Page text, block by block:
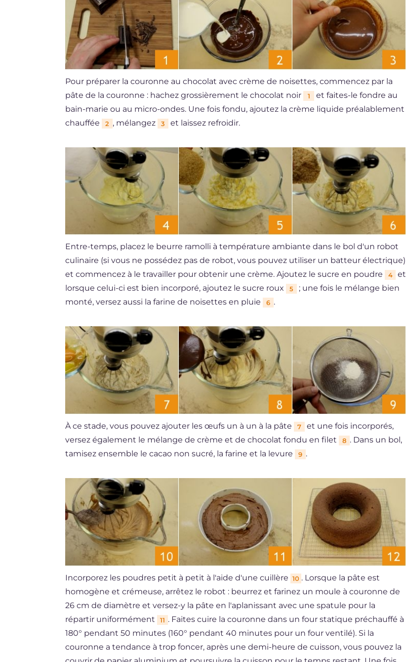
Pour préparer la couronne au chocolat avec crème de noisettes, commencez par la
pâte de la couronne : hachez grossièrement le chocolat noir
1
et faites-le fondre au
bain-marie ou au micro-ondes. Une fois fondu, ajoutez la crème liquide préalablement
chauffée
2 , mélangez 3 et laissez refroidir.
Entre-temps, placez le beurre ramolli à température ambiante dans le bol d'un robot
culinaire (si vous ne possédez pas de robot, vous pouvez utiliser un batteur électrique)
et commencez à le travailler pour obtenir une crème. Ajoutez le sucre en poudre
4
et
lorsque celui-ci est bien incorporé, ajoutez le sucre roux
5
; une fois le mélange bien
monté, versez aussi la farine de noisettes en pluie
6 .
À ce stade, vous pouvez ajouter les œufs un à un à la pâte 7
et une fois incorporés,
versez également le mélange de crème et de chocolat fondu en filet
8 . Dans un bol,
tamisez ensemble le cacao non sucré, la farine et la levure
9 .
Incorporez les poudres petit à petit à l'aide d'une cuillère 10 . Lorsque la pâte est
homogène et crémeuse, arrêtez le robot : beurrez et farinez un moule à couronne de
26 cm de diamètre et versez-y la pâte en l'aplanissant avec une spatule pour la
répartir uniformément
11 . Faites cuire la couronne dans un four statique préchauffé à
180° pendant 50 minutes (160° pendant 40 minutes pour un four ventilé). Si la
couronne a tendance à trop foncer, après une demi-heure de cuisson, vous pouvez la